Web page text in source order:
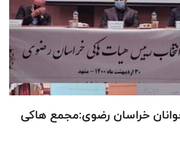
خراسان رضوی:مجمع هاکی